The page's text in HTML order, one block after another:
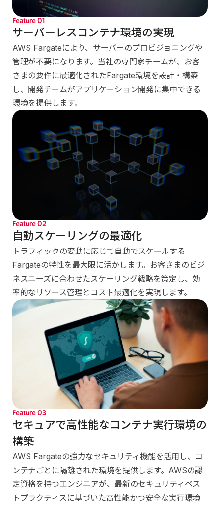
Feature01
サーバーレスコンテナ環境の実現
AWS Fargateにより、サーバーのプロビジョニングや
管理が不要になります。当社の専門家チームが、お客
さまの要件に最適化されたFargate環境を設計・構築
し、開発チームがアプリケーション開発に集中できる
環境を提供します。
Feature02
自動スケーリングの最適化
トラフィックの変動に応じて自動でスケールする
Fargateの特性を最大限に活かします。お客さまのビジ
ネスニーズに合わせたスケーリング戦略を策定し、効
率的なリソース管理とコスト最適化を実現します。
Feature03
セキュアで高性能なコンテナ実行環境の
構築
AWS Fargateの強力なセキュリティ機能を活用し、コ
ンテナごとに隔離された環境を提供します。AWSの認
定資格を持つエンジニアが、最新のセキュリティベス
トプラクティスに基づいた高性能かつ安全な実行環境